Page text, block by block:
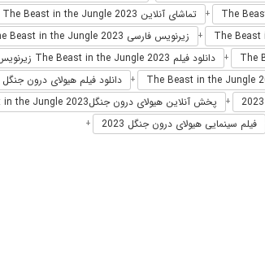
+ تماشای آنلاین The Beast in the Jungle 2023
+ زیرنویس فارسی The Beast in the Jungle 2023
+ دانلود فیلم The Beast in the Jungle 2023 زیرنویس فارسی
+ دانلود فیلم هیولای درون جنگل 2023
+ پخش آنلاین هیولای درون جنگلThe Beast in the Jungle 2023
فیلم سینمایی هیولای درون جنگل 2023 +